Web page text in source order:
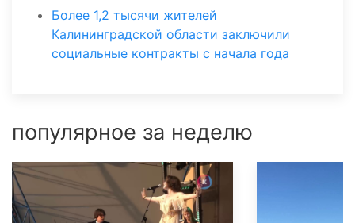
Более 1,2 тысячи жителей
Калининградской области заключили
социальные контракты с начала года
популярное за неделю